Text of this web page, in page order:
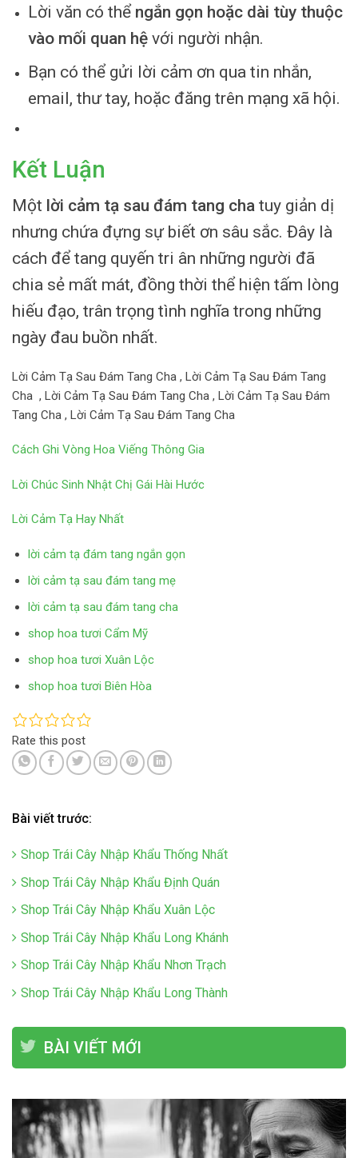
Lời văn có thể ngắn gọn hoặc dài tùy thuộc
vào mối quan hệvới người nhận.
Bạn có thể gửi lời cảm ơn qua tin nhắn,
email, thư tay, hoặc đăng trên mạng xã hội.
Kết Luận
Một lời cảm tạ sau đám tang cha tuy giản dị
nhưng chứa đựng sự biết ơn sâu sắc. Đây là
cách để tang quyến tri ân những người đã
chia sẻ mất mát, đồng thời thể hiện tấm lòng
hiếu đạo, trân trọng tình nghĩa trong những
ngày đau buồn nhất.
Lời Cảm Tạ Sau Đám Tang Cha , Lời Cảm Tạ Sau Đám Tang
Cha , Lời Cảm Tạ Sau Đám Tang Cha , Lời Cảm Tạ Sau Đám
Tang Cha , Lời Cảm Tạ Sau Đám Tang Cha
Cách Ghi Vòng Hoa Viếng Thông Gia
Lời Chúc Sinh Nhật Chị Gái Hài Hước
Lời Cảm Tạ Hay Nhất
lời cảm tạ đám tang ngắn gọn
lời cảm tạ sau đám tang mẹ
lời cảm tạ sau đám tang cha
shop hoa tươi Cẩm Mỹ
shop hoa tươi Xuân Lộc
shop hoa tươi Biên Hòa
Rate this post
Bài viết trước:
Shop Trái Cây Nhập Khẩu Thống Nhất
Shop Trái Cây Nhập Khẩu Định Quán
Shop Trái Cây Nhập Khẩu Xuân Lộc
Shop Trái Cây Nhập Khẩu Long Khánh
Shop Trái Cây Nhập Khẩu Nhơn Trạch
Shop Trái Cây Nhập Khẩu Long Thành
BÀI VIẾT MỚI